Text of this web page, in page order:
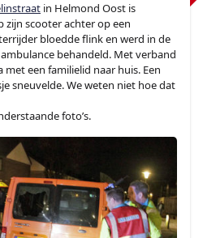
in Helmond Oost is
zijn scooter achter op een
bloedde flink en werd in de
behandeld. Met verband
een familielid naar huis. Een
sneuvelde. We weten niet hoe dat
foto’s.